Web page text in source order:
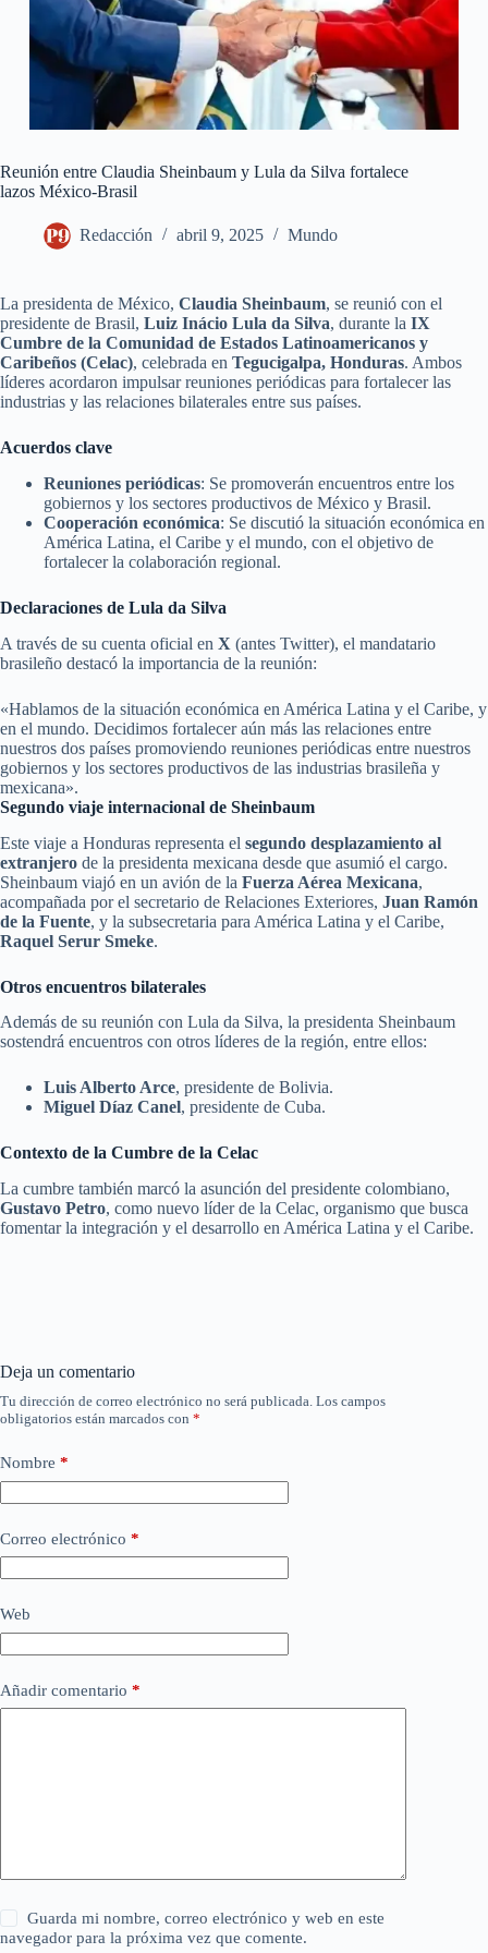
Reunión entre Claudia Sheinbaum y Lula da Silva fortalece
lazos México-Brasil
Redacción abril 9, 2025 Mundo
La presidenta de México, Claudia Sheinbaum, se reunió con el
presidente de Brasil, Luiz Inácio Lula da Silva, durante la IX
Cumbre de la Comunidad de Estados Latinoamericanos y
Caribeños (Celac), celebrada en Tegucigalpa, Honduras. Ambos
líderes acordaron impulsar reuniones periódicas para fortalecer las
industrias y las relaciones bilaterales entre sus países.
Acuerdos clave
Reuniones periódicas: Se promoverán encuentros entre los
gobiernos y los sectores productivos de México y Brasil.
Cooperación económica: Se discutió la situación económica en
América Latina, el Caribe y el mundo, con el objetivo de
fortalecer la colaboración regional.
Declaraciones de Lula da Silva
A través de su cuenta oficial en X (antes Twitter), el mandatario
brasileño destacó la importancia de la reunión:
«Hablamos de la situación económica en América Latina y el Caribe, y
en el mundo. Decidimos fortalecer aún más las relaciones entre
nuestros dos países promoviendo reuniones periódicas entre nuestros
gobiernos y los sectores productivos de las industrias brasileña y
mexicana».
Segundo viaje internacional de Sheinbaum
Este viaje a Honduras representa el segundo desplazamiento al
extranjero de la presidenta mexicana desde que asumió el cargo.
Sheinbaum viajó en un avión de la Fuerza Aérea Mexicana,
acompañada por el secretario de Relaciones Exteriores, Juan Ramón
de la Fuente, y la subsecretaria para América Latina y el Caribe,
Raquel Serur Smeke.
Otros encuentros bilaterales
Además de su reunión con Lula da Silva, la presidenta Sheinbaum
sostendrá encuentros con otros líderes de la región, entre ellos:
Luis Alberto Arce, presidente de Bolivia.
Miguel Díaz Canel, presidente de Cuba.
Contexto de la Cumbre de la Celac
La cumbre también marcó la asunción del presidente colombiano,
Gustavo Petro, como nuevo líder de la Celac, organismo que busca
fomentar la integración y el desarrollo en América Latina y el Caribe.
Deja un comentario
Tu dirección de correo electrónico no será publicada. Los campos
obligatorios están marcados con *
Nombre *
Correo electrónico *
Web
Añadir comentario *
Guarda mi nombre, correo electrónico y web en este
navegador para la próxima vez que comente.